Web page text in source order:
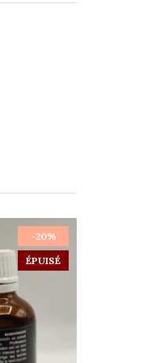
-20%
ÉPUISÉ